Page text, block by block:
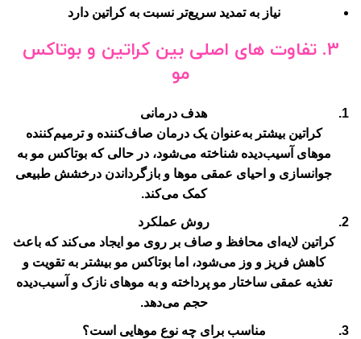
نیاز به تمدید سریع‌تر نسبت به کراتین دارد
3. تفاوت های اصلی بین کراتین و بوتاکس
مو
هدف درمانی
کراتین بیشتر به‌عنوان یک درمان صاف‌کننده و ترمیم‌کننده
موهای آسیب‌دیده شناخته می‌شود، در حالی که بوتاکس مو به
جوانسازی و احیای عمقی موها و بازگرداندن درخشش طبیعی
کمک می‌کند.
روش عملکرد
کراتین لایه‌ای محافظ و صاف بر روی مو ایجاد می‌کند که باعث
کاهش فریز و وز می‌شود، اما بوتاکس مو بیشتر به تقویت و
تغذیه عمقی ساختار مو پرداخته و به موهای نازک و آسیب‌دیده
حجم می‌دهد.
مناسب برای چه نوع موهایی است؟